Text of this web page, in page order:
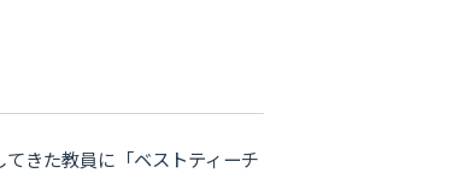
きた教員に「ベストティーチ